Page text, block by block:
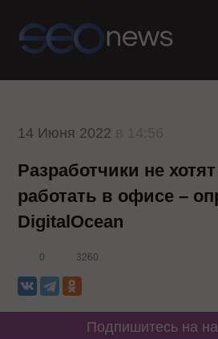
14 Июня 2022
Разработчики не хотят
работать в офисе –
DigitalOcean
0 3260
Подпишитесь на